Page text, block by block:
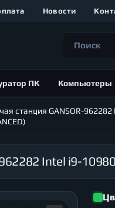
Новости
ПК Компьютеры
станция GANSOR-